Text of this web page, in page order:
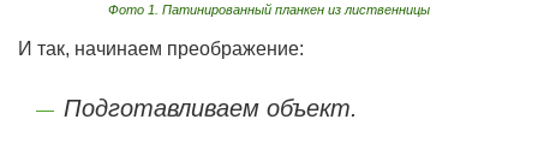
Фото 1. Патинированный планкен из лиственницы
И так, начинаем преображение:
Подготавливаем объект.